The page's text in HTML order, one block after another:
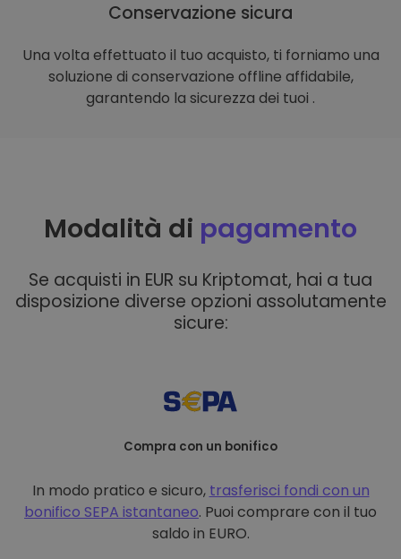
Conservazione sicura
Una volta effettuato il tuo acquisto, ti forniamo una
soluzione di conservazione offline affidabile,
garantendo la sicurezza dei tuoi .
Modalità di pagamento
Se acquisti in EUR su Kriptomat, hai a tua
disposizione diverse opzioni assolutamente
sicure:
Compra con un bonifico
In modo pratico e sicuro, trasferisci fondi con un
bonifico SEPA istantaneo. Puoi comprare con il tuo
saldo in EURO.